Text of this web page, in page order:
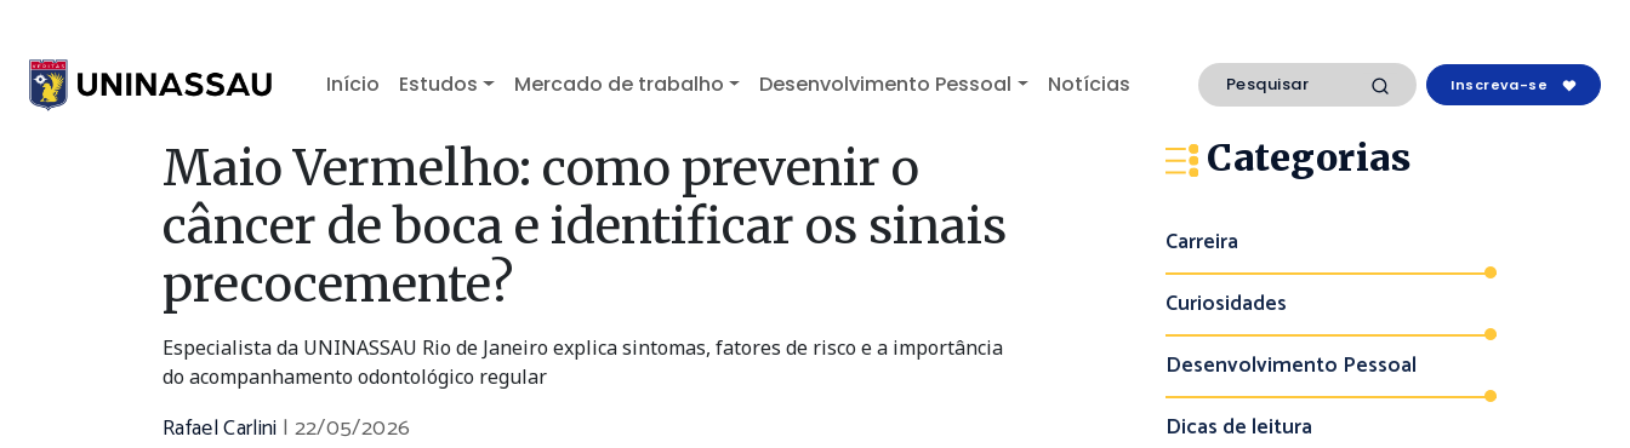
Início Estudos Mercado de trabalho Desenvolvimento Pessoal Notícias Inscreva-se
Maio Vermelho: como prevenir o
câncer de boca e identificar os sinais
precocemente?
Especialista da UNINASSAU Rio de Janeiro explica sintomas, fatores de risco e a importância
do acompanhamento odontológico regular
Rafael Carlini | 22/05/2026
Categorias
Carreira
Curiosidades
Desenvolvimento Pessoal
Dicas de leitura